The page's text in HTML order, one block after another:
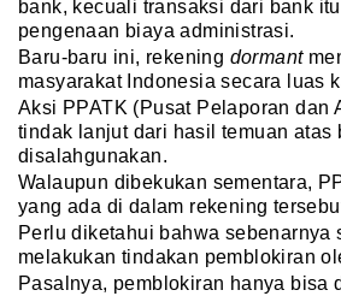
bank, kecuali transaksi dari bank
pengenaan biaya administrasi.
Baru-baru ini, rekening dormant
masyarakat Indonesia secara luas
Aksi PPATK (Pusat Pelaporan dan
tindak lanjut dari hasil temuan
disalahgunakan.
Walaupun dibekukan sementara,
yang ada di dalam rekening
Perlu diketahui bahwa sebenarnya
melakukan tindakan pemblokiran
Pasalnya, pemblokiran hanya